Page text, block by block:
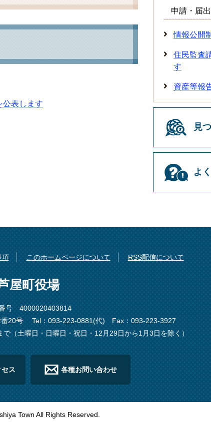
公表します
申請・届出
情報公開
住民監査
す
資産等報
見
よ
項 このホームページについて RSS配信について
屋町役場
号 4000020403814
20号
Tel：093-223-0881(代)
Fax：093-223-3927
（土曜日・日曜日・祝日・12月29日から1月3日を除く）
ス 各種お問い合わせ
Town All Rights Reserved.